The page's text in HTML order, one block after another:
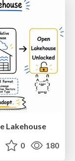
Lakehouse
0 180